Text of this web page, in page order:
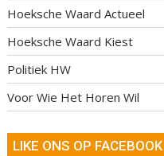
Hoeksche Waard Actueel
Hoeksche Waard Kiest
Politiek HW
Voor Wie Het Horen Wil
LIKE ONS OP FACEBOOK